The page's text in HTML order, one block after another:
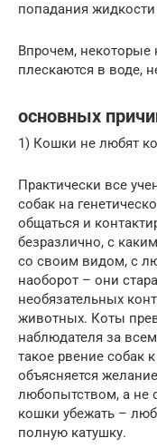
попадания жидкости
Впрочем, некоторые
плескаются в воде,
основных
1) Кошки не любят
Практически все
собак на
общаться и
безразлично, с
со своим видом, с
наоборот – они
необязательных
животных. Коты
наблюдателя за
такое рвение собак
объясняется
любопытством, а не
кошки убежать –
полную катушку.